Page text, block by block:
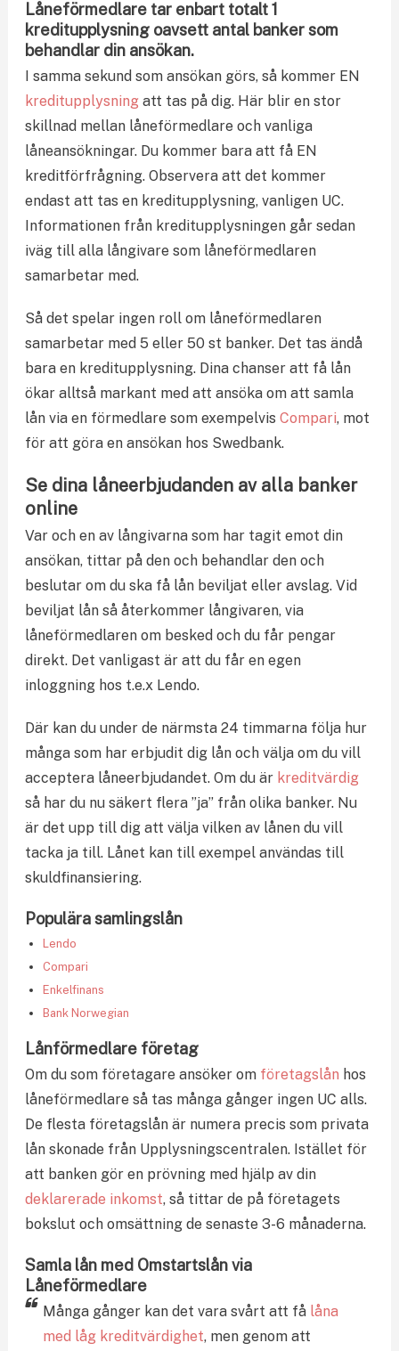
Låneförmedlare tar enbart totalt 1
kreditupplysning oavsett antal banker som
behandlar din ansökan.
I samma sekund som ansökan görs, så kommer EN
kreditupplysningatt tas på dig. Här blir en stor
skillnad mellan låneförmedlare och vanliga
låneansökningar. Du kommer bara att få EN
kreditförfrågning. Observera att det kommer
endast att tas en kreditupplysning, vanligen UC.
Informationen från kreditupplysningen går sedan
iväg till alla långivare som låneförmedlaren
samarbetar med.
Så det spelar ingen roll om låneförmedlaren
samarbetar med 5 eller 50 st banker. Det tas ändå
bara en kreditupplysning. Dina chanser att få lån
ökar alltså markant med att ansöka om att samla
lån via en förmedlare som exempelvis Compari, mot
för att göra en ansökan hos Swedbank.
Se dina låneerbjudanden av alla banker
online
Var och en av långivarna som har tagit emot din
ansökan, tittar på den och behandlar den och
beslutar om du ska få lån beviljat eller avslag. Vid
beviljat lån så återkommer långivaren, via
låneförmedlaren om besked och du får pengar
direkt. Det vanligast är att du får en egen
inloggning hos t.e.x Lendo.
Där kan du under de närmsta 24 timmarna följa hur
många som har erbjudit dig lån och välja om du vill
acceptera låneerbjudandet. Om du är kreditvärdig
så har du nu säkert flera ”ja” från olika banker. Nu
är det upp till dig att välja vilken av lånen du vill
tacka ja till. Lånet kan till exempel användas till
skuldfinansiering.
Populära samlingslån
Lendo
Compari
Enkelfinans
Bank Norwegian
Lånförmedlare företag
Om du som företagare ansöker om företagslån hos
låneförmedlare så tas många gånger ingen UC alls.
De flesta företagslån är numera precis som privata
lån skonade från Upplysningscentralen. Istället för
att banken gör en prövning med hjälp av din
deklarerade inkomst, så tittar de på företagets
bokslut och omsättning de senaste 3-6 månaderna.
Samla lån med Omstartslån via
Låneförmedlare
Många gånger kan det vara svårt att få låna
med låg kreditvärdighet, men genom att